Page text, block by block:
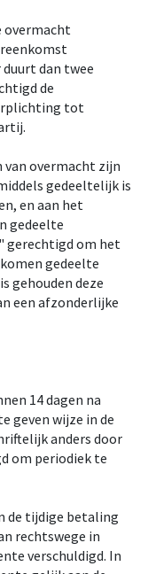
overmacht
dan twee
de
tot
overmacht zijn
gedeeltelijk is
en aan het
gedeelte
gerechtigd om het
gedeelte
gehouden deze
een afzonderlijke
14 dagen na
geven wijze in de
anders door
om periodiek te
de tijdige betaling
rechtswege in
verschuldigd. In